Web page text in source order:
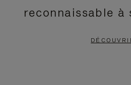
reconnaissable à